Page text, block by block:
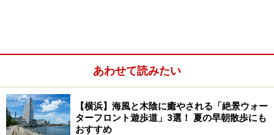
【みなとみらい】中国料理 皇苑「天空のチャイニー
ズアフタヌーンティー」
【横浜中華街】重慶飯店新館 個室レストラン「チャ
イナタウンのアフタヌーンティー」
あわせて読みたい
【横浜】海風と木陰に癒やされる「絶景ウォー
ターフロント遊歩道」3選！ 夏の早朝散歩にも
おすすめ